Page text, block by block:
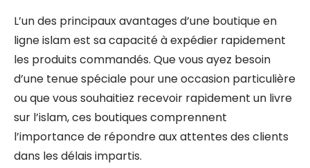
L’un des principaux avantages d’une boutique en
ligne islam est sa capacité à expédier rapidement
les produits commandés. Que vous ayez besoin
d’une tenue spéciale pour une occasion particulière
ou que vous souhaitiez recevoir rapidement un livre
sur l’islam, ces boutiques comprennent
l’importance de répondre aux attentes des clients
dans les délais impartis.